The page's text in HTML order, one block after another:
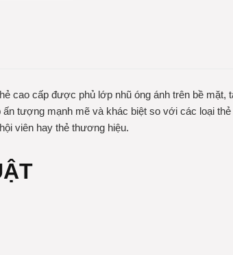
cao cấp được phủ lớp nhũ óng ánh trên bề
ấn tượng mạnh mẽ và khác biệt so với các loại
viên hay thẻ thương hiệu.